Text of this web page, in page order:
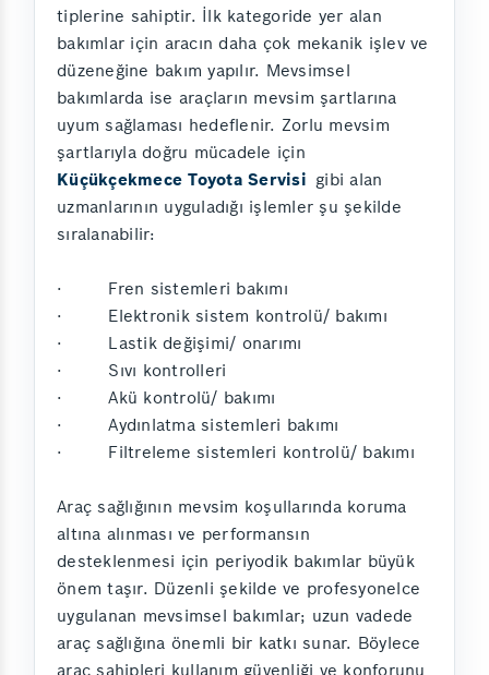
tiplerine sahiptir. İlk kategoride yer alan
bakımlar için aracın daha çok mekanik işlev ve
düzeneğine bakım yapılır. Mevsimsel
bakımlarda ise araçların mevsim şartlarına
uyum sağlaması hedeflenir. Zorlu mevsim
şartlarıyla doğru mücadele için
Küçükçekmece Toyota Servisi gibi alan
uzmanlarının uyguladığı işlemler şu şekilde
sıralanabilir:
· Fren sistemleri bakımı
· Elektronik sistem kontrolü/ bakımı
· Lastik değişimi/ onarımı
· Sıvı kontrolleri
· Akü kontrolü/ bakımı
· Aydınlatma sistemleri bakımı
· Filtreleme sistemleri kontrolü/ bakımı
Araç sağlığının mevsim koşullarında koruma
altına alınması ve performansın
desteklenmesi için periyodik bakımlar büyük
önem taşır. Düzenli şekilde ve profesyonelce
uygulanan mevsimsel bakımlar; uzun vadede
araç sağlığına önemli bir katkı sunar. Böylece
araç sahipleri kullanım güvenliği ve konforunu